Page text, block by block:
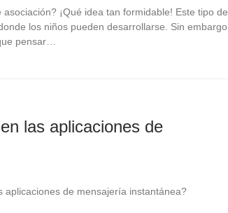
¡Qué idea tan formidable! Este tipo de
los niños pueden desarrollarse. Sin embargo,
pensar…
las aplicaciones de